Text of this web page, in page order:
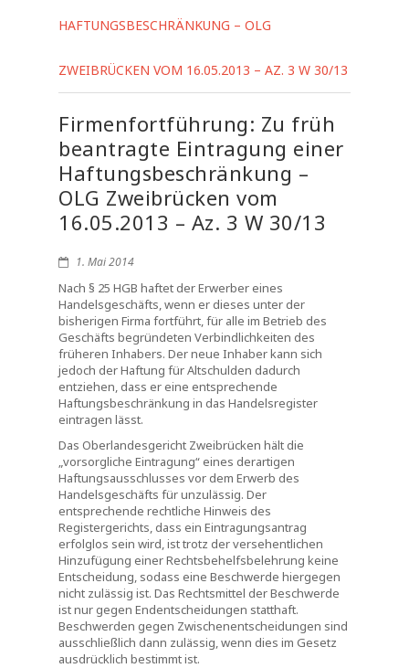
HAFTUNGSBESCHRÄNKUNG – OLG
ZWEIBRÜCKEN VOM 16.05.2013 – AZ. 3 W 30/13
Firmenfortführung: Zu früh
beantragte Eintragung einer
Haftungsbeschränkung –
OLG Zweibrücken vom
16.05.2013 – Az. 3 W 30/13
1. Mai 2014
Nach § 25 HGB haftet der Erwerber eines
Handelsgeschäfts, wenn er dieses unter der
bisherigen Firma fortführt, für alle im Betrieb des
Geschäfts begründeten Verbindlichkeiten des
früheren Inhabers. Der neue Inhaber kann sich
jedoch der Haftung für Altschulden dadurch
entziehen, dass er eine entsprechende
Haftungsbeschränkung in das Handelsregister
eintragen lässt.
Das Oberlandesgericht Zweibrücken hält die
„vorsorgliche Eintragung“ eines derartigen
Haftungsausschlusses vor dem Erwerb des
Handelsgeschäfts für unzulässig. Der
entsprechende rechtliche Hinweis des
Registergerichts, dass ein Eintragungsantrag
erfolglos sein wird, ist trotz der versehentlichen
Hinzufügung einer Rechtsbehelfsbelehrung keine
Entscheidung, sodass eine Beschwerde hiergegen
nicht zulässig ist. Das Rechtsmittel der Beschwerde
ist nur gegen Endentscheidungen statthaft.
Beschwerden gegen Zwischenentscheidungen sind
ausschließlich dann zulässig, wenn dies im Gesetz
ausdrücklich bestimmt ist.